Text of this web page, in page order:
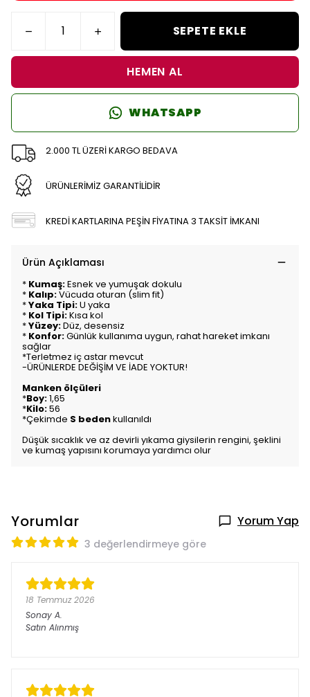
SEPETE EKLE
HEMEN AL
WHATSAPP
2.000 TL ÜZERİ KARGO BEDAVA
ÜRÜNLERİMİZ GARANTİLİDİR
KREDİ KARTLARINA PEŞİN FİYATINA 3 TAKSİT İMKANI
Ürün Açıklaması
* Kumaş:Esnek ve yumuşak dokulu
* Kalıp:Vücuda oturan (slim fit)
*Yaka Tipi:U yaka
* Kol Tipi:Kısa kol
*Yüzey:Düz, desensiz
* Konfor:Günlük kullanıma uygun, rahat hareket imkanı
sağlar
*Terletmez iç astar mevcut
-ÜRÜNLERDE DEĞİŞİM VE İADE YOKTUR!
Manken ölçüleri
*Boy:1,65
*Kilo:56
*Çekimde S bedenkullanıldı
Düşük sıcaklık ve az devirli yıkama giysilerin rengini, şeklini
ve kumaş yapısını korumaya yardımcı olur
Yorumlar Yorum Yap
3 değerlendirmeye göre
18 Temmuz 2026
Sonay A.
Satın Alınmış